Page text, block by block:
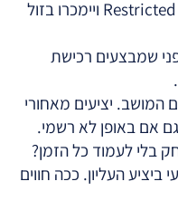
מושבים כאלה לרוב יסומנו כ-Restricted View ויימכרו בזול
שמבצעים רכישת
המושב. יציעים מאחורי
אם באופן לא רשמי.
בלי לעמוד כל הזמן?
ביציע העליון. ככה חווים